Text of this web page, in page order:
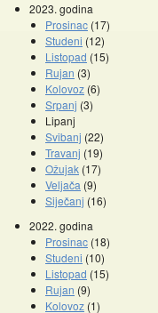
2023. godina
Prosinac (17)
Studeni (12)
Listopad (15)
Rujan (3)
Kolovoz (6)
Srpanj (3)
Lipanj
Svibanj (22)
Travanj (19)
Ožujak (17)
Veljača (9)
Siječanj (16)
2022. godina
Prosinac (18)
Studeni (10)
Listopad (15)
Rujan (9)
Kolovoz (1)
Promocije knjiga